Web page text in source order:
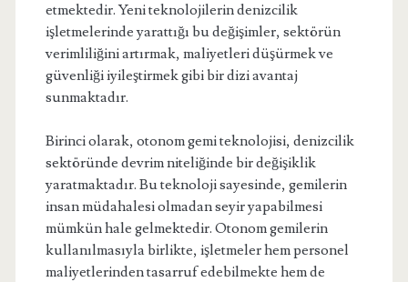
etmektedir. Yeni teknolojilerin denizcilik
işletmelerinde yarattığı bu değişimler, sektörün
verimliliğini artırmak, maliyetleri düşürmek ve
güvenliği iyileştirmek gibi bir dizi avantaj
sunmaktadır.
Birinci olarak, otonom gemi teknolojisi, denizcilik
sektöründe devrim niteliğinde bir değişiklik
yaratmaktadır. Bu teknoloji sayesinde, gemilerin
insan müdahalesi olmadan seyir yapabilmesi
mümkün hale gelmektedir. Otonom gemilerin
kullanılmasıyla birlikte, işletmeler hem personel
maliyetlerinden tasarruf edebilmekte hem de